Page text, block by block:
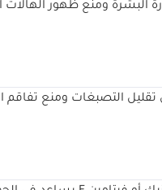
التصبغات ومنع تفاقم